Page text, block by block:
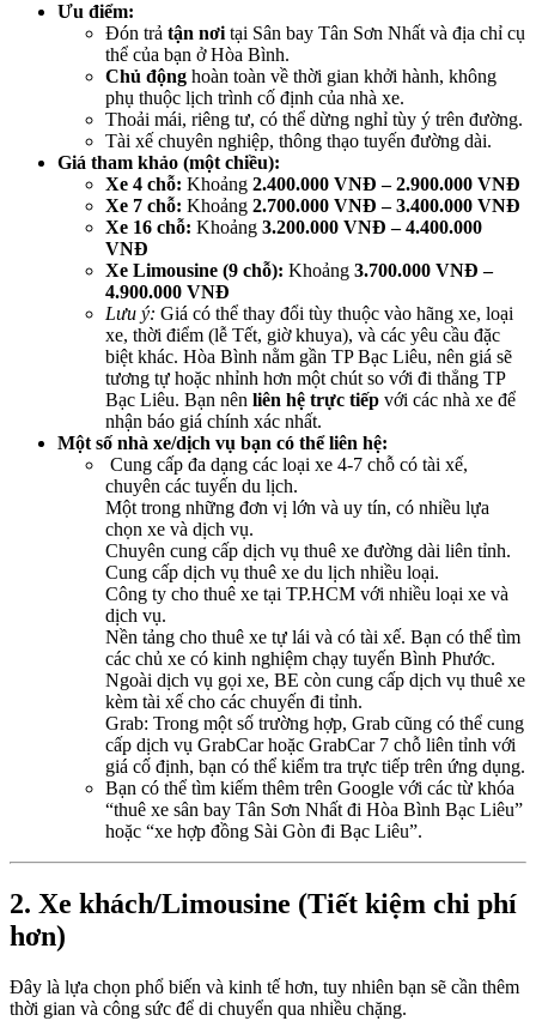
Ưu điểm:
Đón trả tận nơi tại Sân bay Tân Sơn Nhất và địa chỉ cụ
thể của bạn ở Hòa Bình.
Chủ động hoàn toàn về thời gian khởi hành, không
phụ thuộc lịch trình cố định của nhà xe.
Thoải mái, riêng tư, có thể dừng nghỉ tùy ý trên đường.
Tài xế chuyên nghiệp, thông thạo tuyến đường dài.
Giá tham khảo (một chiều):
Xe 4 chỗ: Khoảng 2.400.000 VNĐ – 2.900.000 VNĐ
Xe 7 chỗ: Khoảng 2.700.000 VNĐ – 3.400.000 VNĐ
Xe 16 chỗ: Khoảng 3.200.000 VNĐ – 4.400.000
VNĐ
Xe Limousine (9 chỗ): Khoảng 3.700.000 VNĐ –
4.900.000 VNĐ
Lưu ý: Giá có thể thay đổi tùy thuộc vào hãng xe, loại
xe, thời điểm (lễ Tết, giờ khuya), và các yêu cầu đặc
biệt khác. Hòa Bình nằm gần TP Bạc Liêu, nên giá sẽ
tương tự hoặc nhỉnh hơn một chút so với đi thẳng TP
Bạc Liêu. Bạn nên liên hệ trực tiếp với các nhà xe để
nhận báo giá chính xác nhất.
Một số nhà xe/dịch vụ bạn có thể liên hệ:
Cung cấp đa dạng các loại xe 4-7 chỗ có tài xế,
chuyên các tuyến du lịch.
Một trong những đơn vị lớn và uy tín, có nhiều lựa
chọn xe và dịch vụ.
Chuyên cung cấp dịch vụ thuê xe đường dài liên tỉnh.
Cung cấp dịch vụ thuê xe du lịch nhiều loại.
Công ty cho thuê xe tại TP.HCM với nhiều loại xe và
dịch vụ.
Nền tảng cho thuê xe tự lái và có tài xế. Bạn có thể tìm
các chủ xe có kinh nghiệm chạy tuyến Bình Phước.
Ngoài dịch vụ gọi xe, BE còn cung cấp dịch vụ thuê xe
kèm tài xế cho các chuyến đi tỉnh.
Grab: Trong một số trường hợp, Grab cũng có thể cung
cấp dịch vụ GrabCar hoặc GrabCar 7 chỗ liên tỉnh với
giá cố định, bạn có thể kiểm tra trực tiếp trên ứng dụng.
Bạn có thể tìm kiếm thêm trên Google với các từ khóa
“thuê xe sân bay Tân Sơn Nhất đi Hòa Bình Bạc Liêu”
hoặc “xe hợp đồng Sài Gòn đi Bạc Liêu”.
2. Xe khách/Limousine (Tiết kiệm chi phí
hơn)
Đây là lựa chọn phổ biến và kinh tế hơn, tuy nhiên bạn sẽ cần thêm
thời gian và công sức để di chuyển qua nhiều chặng.